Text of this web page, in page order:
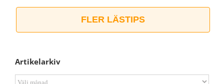
FLER LÄSTIPS
Artikelarkiv
Artikelarkiv